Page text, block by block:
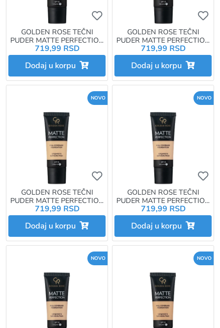
Ukoliko želite da dodate
GOLDEN ROSE TEČNI
PUDER MATTE PERFECTION
N7
719,99 RSD
Dodaj u korpu
GOLDEN ROSE TEČNI
PUDER MATTE PERFECTION
N1
719,99 RSD
Dodaj u korpu
Ukoliko želite da dodate
GOLDEN ROSE TEČNI
PUDER MATTE PERFECTION
N2
NOVO
719,99 RSD
Dodaj u korpu
GOLDEN ROSE TEČNI
PUDER MATTE PERFECTION
N3
NOVO
719,99 RSD
Dodaj u korpu
NOVO NOVO